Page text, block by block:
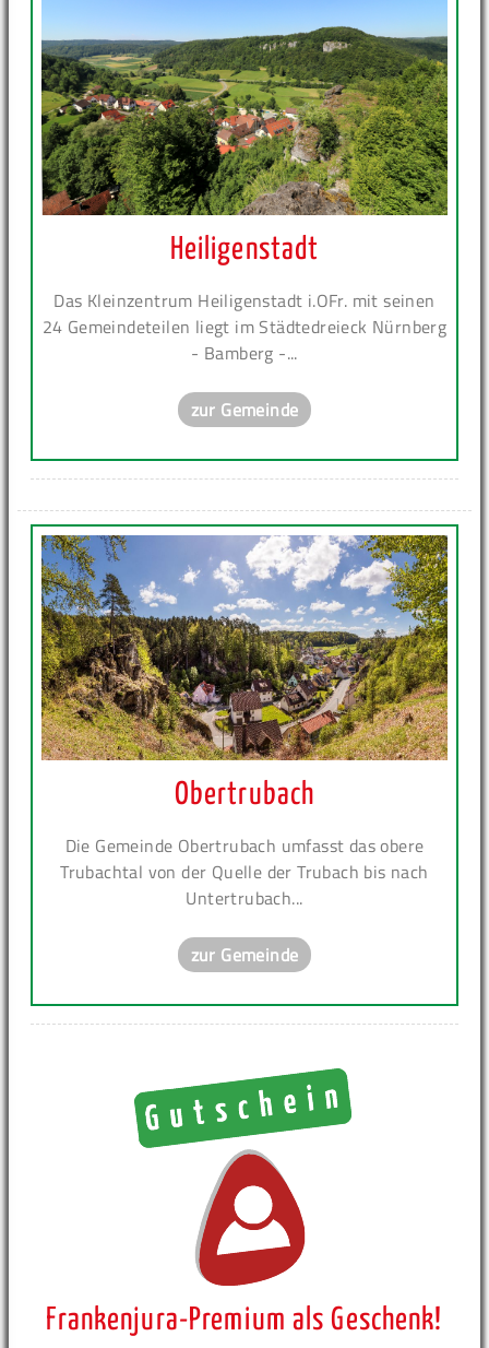
Heiligenstadt
Das Kleinzentrum Heiligenstadt i.OFr. mit seinen
24 Gemeindeteilen liegt im Städtedreieck Nürnberg
- Bamberg -...
zur Gemeinde
Obertrubach
Die Gemeinde Obertrubach umfasst das obere
Trubachtal von der Quelle der Trubach bis nach
Untertrubach...
zur Gemeinde
Frankenjura-Premium als Geschenk!